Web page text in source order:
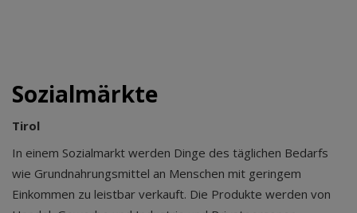
Sozialmärkte
Tirol
In einem Sozialmarkt werden Dinge des täglichen Bedarfs
wie Grundnahrungsmittel an Menschen mit geringem
Einkommen zu leistbar verkauft. Die Produkte werden von